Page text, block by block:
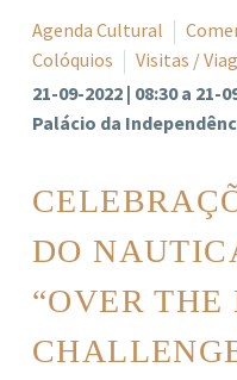
Agenda Cultural
Colóquios
Visitas /
21-09-2022 | 08:30 a 21-
Palácio da
DO
“OVER